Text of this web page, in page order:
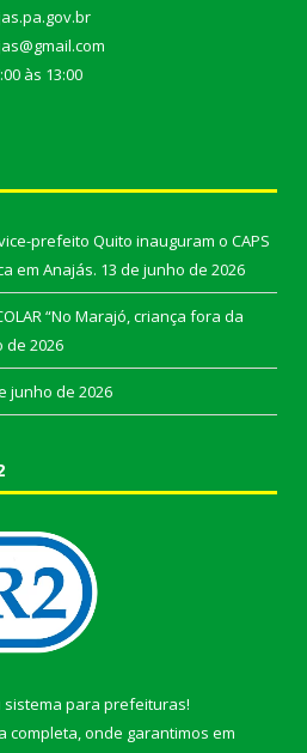
às 13:00
prefeito Quito inauguram o CAPS
em Anajás. 13 de junho de 2026
“No Marajó, criança fora da
de 2026
junho de 2026
sistema para prefeituras!
completa, onde garantimos em